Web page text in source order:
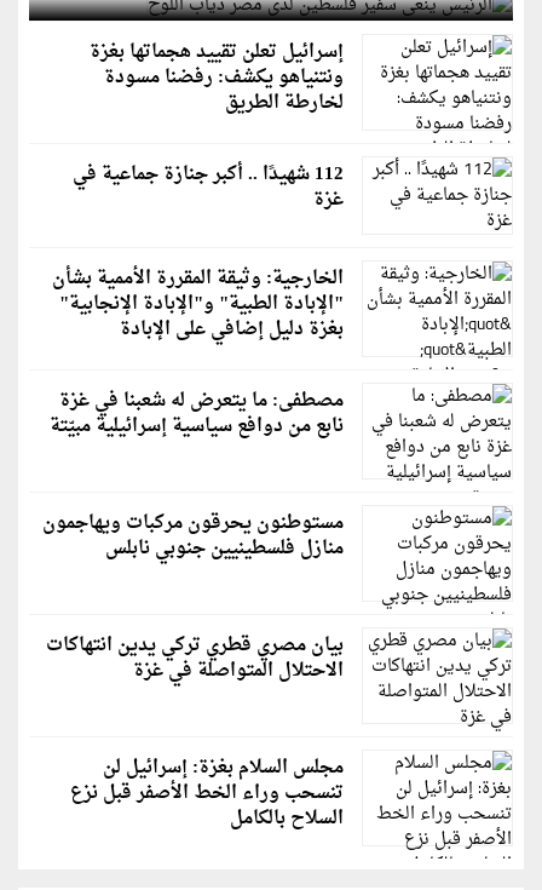
إسرائيل تعلن تقييد هجماتها بغزة
ونتنياهو يكشف: رفضنا مسودة
لخارطة الطريق
112 شهيدًا .. أكبر جنازة جماعية في
غزة
الخارجية: وثيقة المقررة الأممية بشأن
"الإبادة الطبية" و"الإبادة الإنجابية"
بغزة دليل إضافي على الإبادة
مصطفى: ما يتعرض له شعبنا في غزة
نابع من دوافع سياسية إسرائيلية مبيّتة
مستوطنون يحرقون مركبات ويهاجمون
منازل فلسطينيين جنوبي نابلس
بيان مصري قطري تركي يدين انتهاكات
الاحتلال المتواصلة في غزة
مجلس السلام بغزة: إسرائيل لن
تنسحب وراء الخط الأصفر قبل نزع
السلاح بالكامل